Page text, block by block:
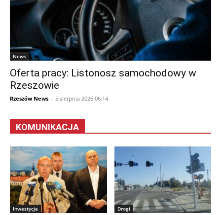
News
Oferta pracy: Listonosz samochodowy w
Rzeszowie
Rzeszów News - 5 sierpnia 2026 06:14
KOMUNIKACJA
Inwestycje Drogi